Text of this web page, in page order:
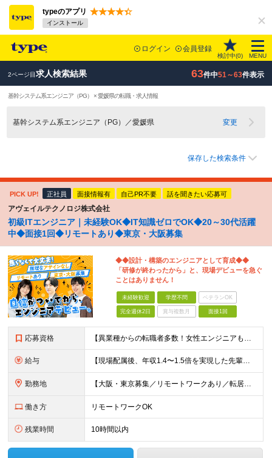
typeのアプリ
インストール
ログイン 会員登録
検討中(0) MENU
2ページ目求人検索結果 63件中51～63件表示
基幹システム系エンジニア（PG） × 愛媛県の転職・求人情報
基幹システム系エンジニア（PG）／愛媛県 変更
保存した検索条件
PICK UP! 正社員 面接情報有 自己PR不要 話を聞きたい応募可
アヴェイルテクノロジ株式会社
初級ITエンジニア｜未経験OK◆IT知識ゼロでOK◆20～30代活躍
中◆面接1回◆リモートあり◆東京・大阪募集
◆◆設計・構築のエンジニアとして育成◆◆
「研修が終わったから」と、現場デビューを急ぐ
ことはありません！
未経験歓迎 学歴不問 ベテランOK
完全週休2日 賞与複数月 面接1回
応募資格 【異業種からの転職者多数！女性エンジニアも活躍中】 ◆学歴不問 ◆未経験OK ≪こんな方を歓迎しています≫ ◎未経験から成長できる環境で活躍したい方 ◎大学やスクールでIT系のスキルを学んだことのあ
給与 【現場配属後、年収1.4〜1.5倍を実現した先輩も！残業代全額支給】 ◆給与は経験やスキルに応じて決定します ◆年俸制250万円～350万円（1/12を月々支給） ≪年収UPの例≫ ◎飲食業からのキ
勤務地 【大阪・東京募集／リモートワークあり／転居を伴う転勤なし】 東京本社、大阪事務所、または東京23区内・関西（大阪・兵庫）の各クライアント先勤務 ◆入社後、約1年間はクライアント先ではなく 自社内（東
働き方 リモートワークOK
残業時間 10時間以内